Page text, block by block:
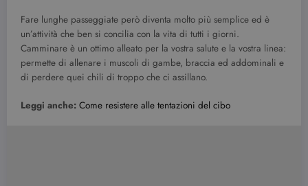
Fare lunghe passeggiate però diventa molto più semplice ed è
un’attività che ben si concilia con la vita di tutti i giorni.
Camminare è un ottimo alleato per la vostra salute e la vostra linea:
permette di allenare i muscoli di gambe, braccia ed addominali e
di perdere quei chili di troppo che ci assillano.
Leggi anche: Come resistere alle tentazioni del cibo